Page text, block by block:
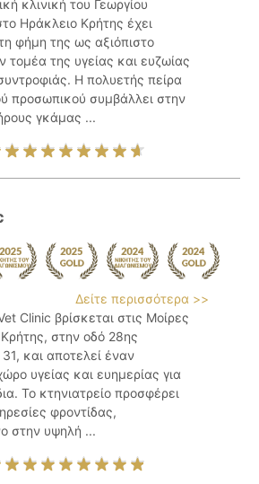
κλινική του Γεωργίου
Ηράκλειο Κρήτης έχει
φήμη της ως αξιόπιστο
τομέα της υγείας και ευζωίας
Η πολυετής πείρα
προσωπικού συμβάλλει στην
γκάμας ...
Δείτε περισσότερα >>
Clinic βρίσκεται στις Μοίρες
στην οδό 28ης
και αποτελεί έναν
υγείας και ευημερίας για
Το κτηνιατρείο προσφέρει
φροντίδας,
στην υψηλή ...